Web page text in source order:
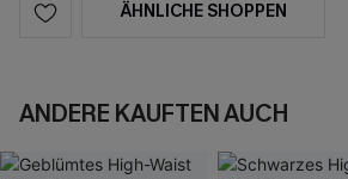
ÄHNLICHE SHOPPEN
ANDERE KAUFTEN AUCH